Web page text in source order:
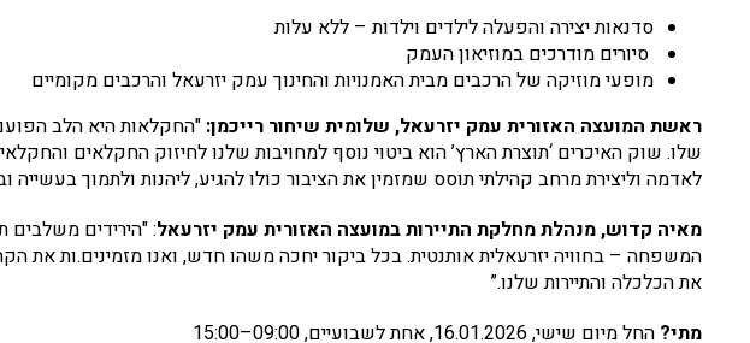
סדנאות יצירה והפעלה לילדים וילדות – ללא עלות
סיורים מודרכים במוזיאון העמק
מופעי מוזיקה של הרכבים מבית האמנויות והחינוך עמק יזרעאל והרכבים מקומיים
ראשת המועצה האזורית עמק יזרעאל, שלומית שיחור רייכמן:
שלו. שוק האיכרים ‘תוצרת הארץ’ הוא ביטוי נוסף למחויבות שלנו לחיזוק החקלאים
לאדמה וליצירת מרחב קהילתי תוסס שמזמין את הציבור כולו להגיע, ליהנות ולתמוך בעשייה
מאיה קדוש, מנהלת מחלקת התיירות במועצה האזורית עמק יזרעאל: "הירידים משלבים
המשפחה – בחוויה יזרעאלית אותנטית. בכל ביקור יחכה משהו חדש, ואנו מזמינים.ות את
את הכלכלה והתיירות שלנו.”
מתי? החל מיום שישי, 16.01.2026, אחת לשבועיים, 09:00–15:00